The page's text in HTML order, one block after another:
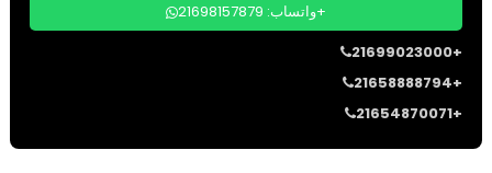
واتساب: 21698157879+
21699023000+
21658888794+
21654870071+